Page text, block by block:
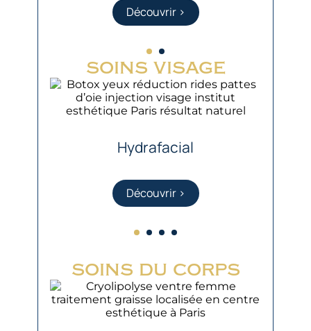
Découvrir >
soins visage
Hydrafacial
Découvrir >
soins du corps